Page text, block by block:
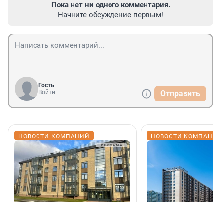
Пока нет ни одного комментария.
Начните обсуждение первым!
Гость
Войти
Отправить
НОВОСТИ КОМПАНИЙ НОВОСТИ